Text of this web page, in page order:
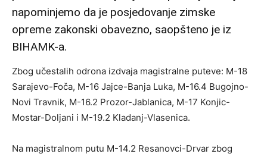
napominjemo da je posjedovanje zimske
opreme zakonski obavezno, saopšteno je iz
BIHAMK-a.
Zbog učestalih odrona izdvaja magistralne puteve: M-18
Sarajevo-Foča, M-16 Jajce-Banja Luka, M-16.4 Bugojno-
Novi Travnik, M-16.2 Prozor-Jablanica, M-17 Konjic-
Mostar-Doljani i M-19.2 Kladanj-Vlasenica.
Na magistralnom putu M-14.2 Resanovci-Drvar zbog